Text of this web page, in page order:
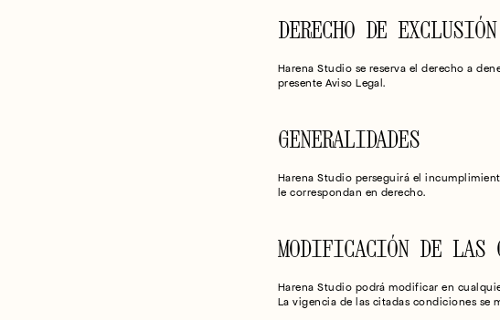
DERECHO DE EXCLUSIÓN
Harena Studio se reserva el derecho a
presente Aviso Legal.
GENERALIDADES
Harena Studio perseguirá el
le correspondan en derecho.
MODIFICACIÓN DE LAS
Harena Studio podrá modificar en
La vigencia de las citadas condiciones se